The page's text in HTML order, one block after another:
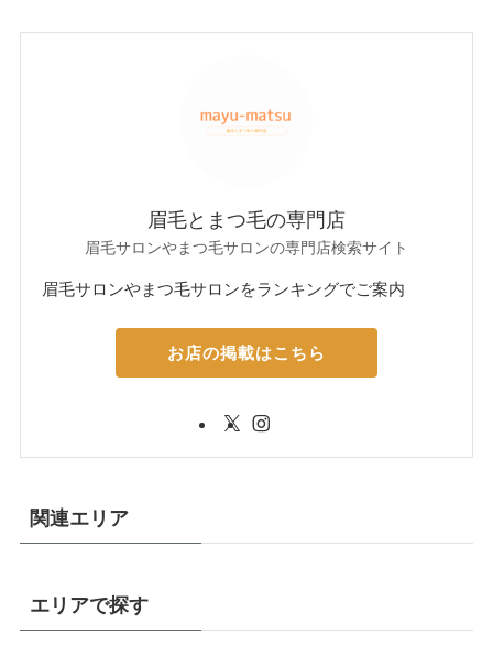
眉毛とまつ毛の専門店
眉毛サロンやまつ毛サロンの専門店検索サイト
眉毛サロンやまつ毛サロンをランキングでご案内
お店の掲載はこちら
関連エリア
エリアで探す